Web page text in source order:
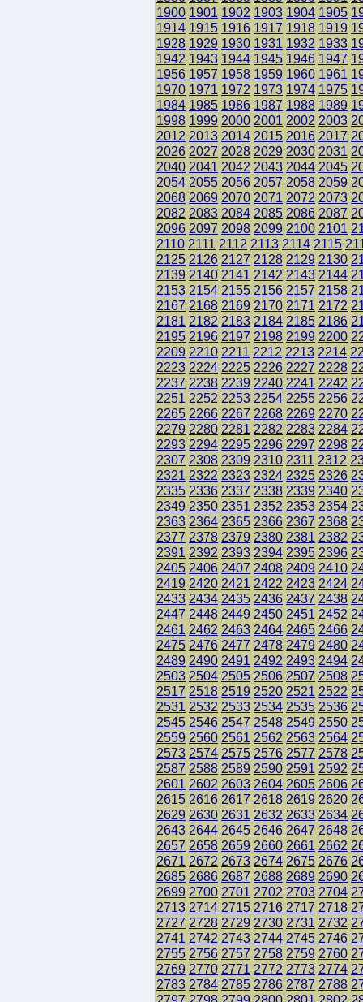
1900 1901 1902 1903 1904 1905
1914 1915 1916 1917 1918 1919
1928 1929 1930 1931 1932 1933
1942 1943 1944 1945 1946 1947
1956 1957 1958 1959 1960 1961
1970 1971 1972 1973 1974 1975
1984 1985 1986 1987 1988 1989
1998 1999 2000 2001 2002 2003
2012 2013 2014 2015 2016 2017
2026 2027 2028 2029 2030 2031
2040 2041 2042 2043 2044 2045
2054 2055 2056 2057 2058 2059
2068 2069 2070 2071 2072 2073
2082 2083 2084 2085 2086 2087
2096 2097 2098 2099 2100 2101
2110 2111 2112 2113 2114 2115
2125 2126 2127 2128 2129 2130
2139 2140 2141 2142 2143 2144
2153 2154 2155 2156 2157 2158
2167 2168 2169 2170 2171 2172
2181 2182 2183 2184 2185 2186
2195 2196 2197 2198 2199 2200
2209 2210 2211 2212 2213 2214
2223 2224 2225 2226 2227 2228
2237 2238 2239 2240 2241 2242
2251 2252 2253 2254 2255 2256
2265 2266 2267 2268 2269 2270
2279 2280 2281 2282 2283 2284
2293 2294 2295 2296 2297 2298
2307 2308 2309 2310 2311 2312
2321 2322 2323 2324 2325 2326
2335 2336 2337 2338 2339 2340
2349 2350 2351 2352 2353 2354
2363 2364 2365 2366 2367 2368
2377 2378 2379 2380 2381 2382
2391 2392 2393 2394 2395 2396
2405 2406 2407 2408 2409 2410
2419 2420 2421 2422 2423 2424
2433 2434 2435 2436 2437 2438
2447 2448 2449 2450 2451 2452
2461 2462 2463 2464 2465 2466
2475 2476 2477 2478 2479 2480
2489 2490 2491 2492 2493 2494
2503 2504 2505 2506 2507 2508
2517 2518 2519 2520 2521 2522
2531 2532 2533 2534 2535 2536
2545 2546 2547 2548 2549 2550
2559 2560 2561 2562 2563 2564
2573 2574 2575 2576 2577 2578
2587 2588 2589 2590 2591 2592
2601 2602 2603 2604 2605 2606
2615 2616 2617 2618 2619 2620
2629 2630 2631 2632 2633 2634
2643 2644 2645 2646 2647 2648
2657 2658 2659 2660 2661 2662
2671 2672 2673 2674 2675 2676
2685 2686 2687 2688 2689 2690
2699 2700 2701 2702 2703 2704
2713 2714 2715 2716 2717 2718
2727 2728 2729 2730 2731 2732
2741 2742 2743 2744 2745 2746
2755 2756 2757 2758 2759 2760
2769 2770 2771 2772 2773 2774
2783 2784 2785 2786 2787 2788